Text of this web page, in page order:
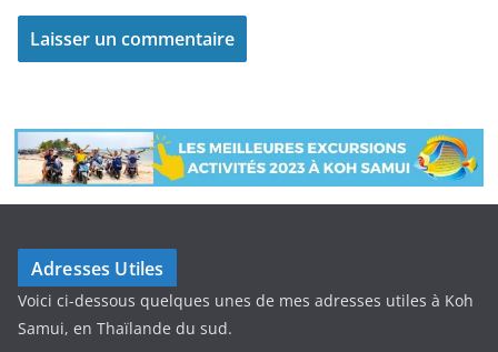
Adresses Utiles
Voici ci-dessous quelques unes de mes adresses utiles à Koh
Samui, en Thaïlande du sud.